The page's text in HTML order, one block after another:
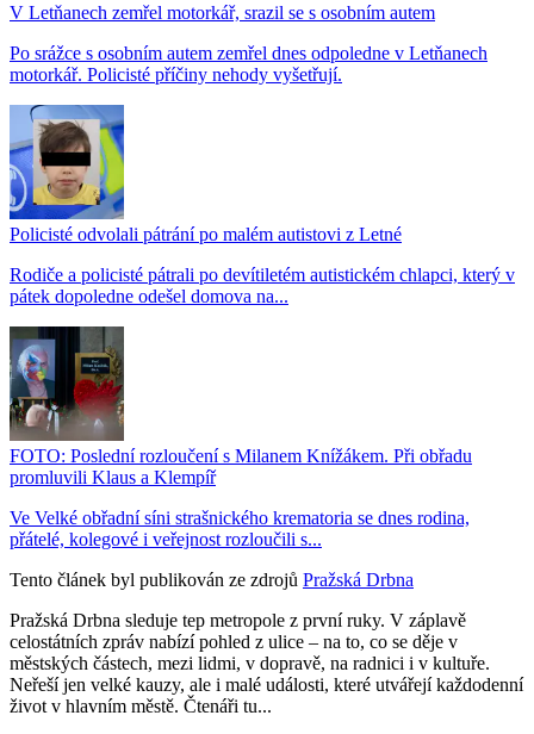
V Letňanech zemřel motorkář, srazil se s osobním autem
Po srážce s osobním autem zemřel dnes odpoledne v Letňanech
motorkář. Policisté příčiny nehody vyšetřují.
Policisté odvolali pátrání po malém autistovi z Letné
Rodiče a policisté pátrali po devítiletém autistickém chlapci, který v
pátek dopoledne odešel domova na...
FOTO: Poslední rozloučení s Milanem Knížákem. Při obřadu
promluvili Klaus a Klempíř
Ve Velké obřadní síni strašnického krematoria se dnes rodina,
přátelé, kolegové i veřejnost rozloučili s...
Tento článek byl publikován ze zdrojů Pražská Drbna
Pražská Drbna sleduje tep metropole z první ruky. V záplavě
celostátních zpráv nabízí pohled z ulice – na to, co se děje v
městských částech, mezi lidmi, v dopravě, na radnici i v kultuře.
Neřeší jen velké kauzy, ale i malé události, které utvářejí každodenní
život v hlavním městě. Čtenáři tu...